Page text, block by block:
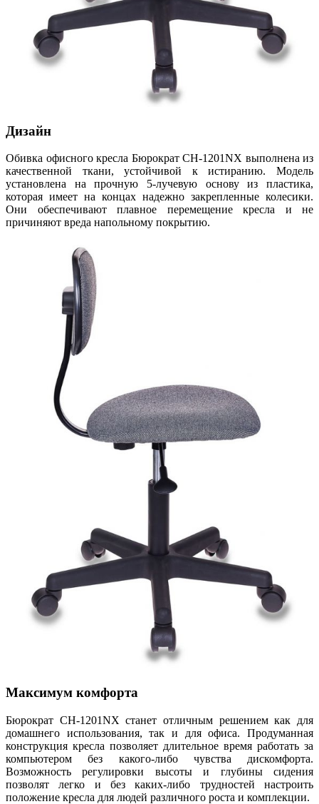
Дизайн
Обивка офисного кресла Бюрократ CH-1201NX выполнена из
качественной ткани, устойчивой к истиранию. Модель
установлена на прочную 5-лучевую основу из пластика,
которая имеет на концах надежно закрепленные колесики.
Они обеспечивают плавное перемещение кресла и не
причиняют вреда напольному покрытию.
Максимум комфорта
Бюрократ CH-1201NX станет отличным решением как для
домашнего использования, так и для офиса. Продуманная
конструкция кресла позволяет длительное время работать за
компьютером без какого-либо чувства дискомфорта.
Возможность регулировки высоты и глубины сидения
позволят легко и без каких-либо трудностей настроить
положение кресла для людей различного роста и комплекции.